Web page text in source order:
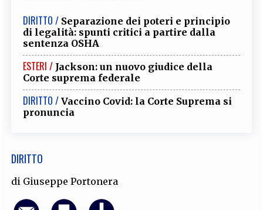
DIRITTO / Separazione dei poteri e principio
di legalità: spunti critici a partire dalla
sentenza OSHA
ESTERI / Jackson: un nuovo giudice della
Corte suprema federale
DIRITTO / Vaccino Covid: la Corte Suprema si
pronuncia
DIRITTO
di Giuseppe Portonera